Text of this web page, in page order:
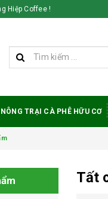
Hiệp Coffee !
NÔNG TRẠI CÀ PHÊ HỮU CƠ
Tất